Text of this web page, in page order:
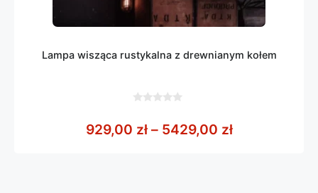
Lampa wisząca rustykalna z drewnianym kołem
5
929,00 zł – 5429,00 złZakres cen: